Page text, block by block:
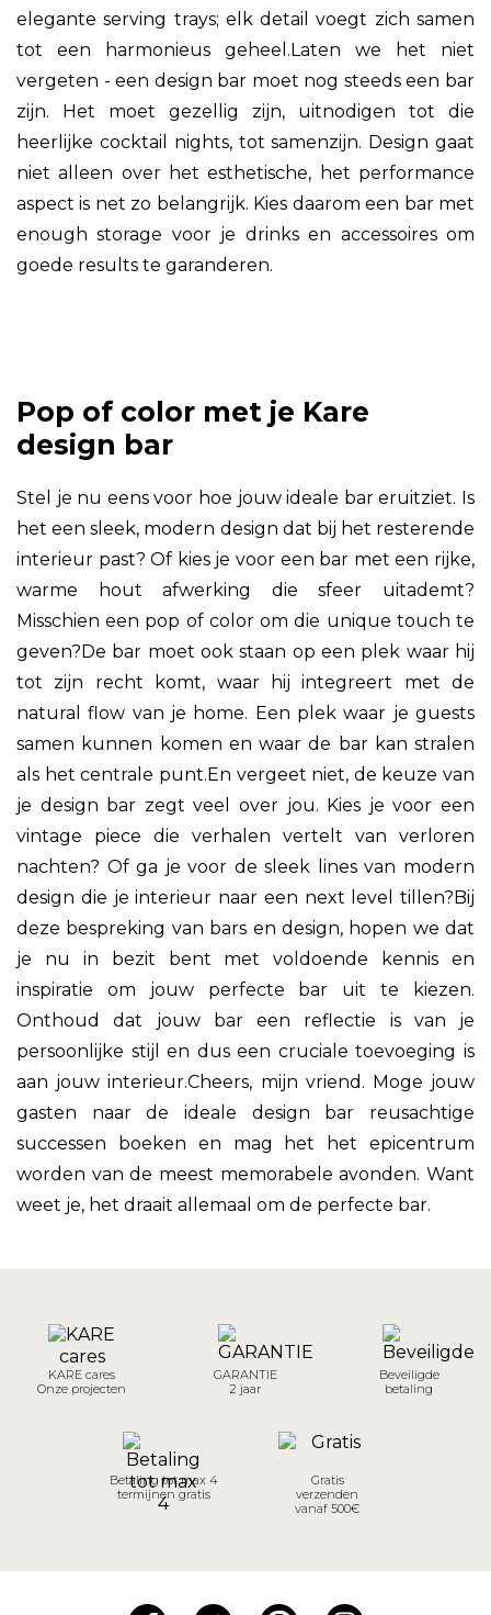
elegante serving trays; elk detail voegt zich samen
tot een harmonieus geheel.Laten we het niet
vergeten - een design bar moet nog steeds een bar
zijn. Het moet gezellig zijn, uitnodigen tot die
heerlijke cocktail nights, tot samenzijn. Design gaat
niet alleen over het esthetische, het performance
aspect is net zo belangrijk. Kies daarom een bar met
enough storage voor je drinks en accessoires om
goede results te garanderen.
Pop of color met je Kare
design bar
Stel je nu eens voor hoe jouw ideale bar eruitziet. Is
het een sleek, modern design dat bij het resterende
interieur past? Of kies je voor een bar met een rijke,
warme hout afwerking die sfeer uitademt?
Misschien een pop of color om die unique touch te
geven?De bar moet ook staan op een plek waar hij
tot zijn recht komt, waar hij integreert met de
natural flow van je home. Een plek waar je guests
samen kunnen komen en waar de bar kan stralen
als het centrale punt.En vergeet niet, de keuze van
je design bar zegt veel over jou. Kies je voor een
vintage piece die verhalen vertelt van verloren
nachten? Of ga je voor de sleek lines van modern
design die je interieur naar een next level tillen?Bij
deze bespreking van bars en design, hopen we dat
je nu in bezit bent met voldoende kennis en
inspiratie om jouw perfecte bar uit te kiezen.
Onthoud dat jouw bar een reflectie is van je
persoonlijke stijl en dus een cruciale toevoeging is
aan jouw interieur.Cheers, mijn vriend. Moge jouw
gasten naar de ideale design bar reusachtige
successen boeken en mag het het epicentrum
worden van de meest memorabele avonden. Want
weet je, het draait allemaal om de perfecte bar.
KARE cares
Onze projecten
GARANTIE
2 jaar
Beveiligde
betaling
Betaling tot max 4
termijnen gratis
Gratis
verzenden
vanaf 500€